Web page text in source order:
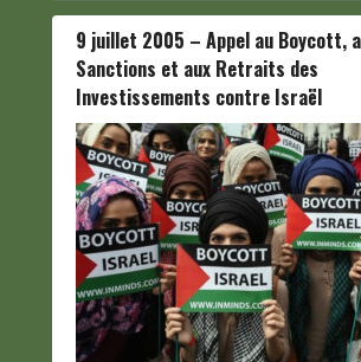
9 juillet 2005 – Appel au Boycott,
Sanctions et aux Retraits des
Investissements contre Israël